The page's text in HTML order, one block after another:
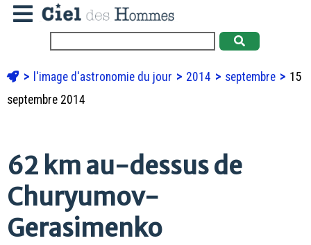
l'image d'astronomie du jour 2014 septembre
15
septembre 2014
62 km au-dessus de
Churyumov-
Gerasimenko